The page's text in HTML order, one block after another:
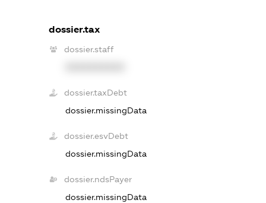
dossier.tax
dossier.staff
dossier.taxDebt
dossier.missingData
dossier.esvDebt
dossier.missingData
dossier.ndsPayer
dossier.missingData